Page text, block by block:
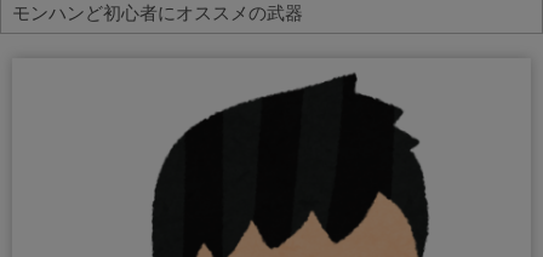
モンハンど初心者にオススメの武器